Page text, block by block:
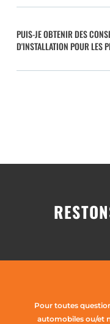
PUIS-JE OBTENIR DES
D'INSTALLATION POUR LES
Pour toutes
automobiles ou/et